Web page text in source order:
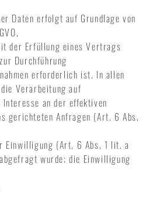
Daten erfolgt auf Grundlage von
der Erfüllung eines Vertrags
Durchführung
erforderlich ist. In allen
Verarbeitung auf
an der effektiven
gerichteten Anfragen (Art. 6 Abs.
Einwilligung (Art. 6 Abs. 1 lit. a
wurde; die Einwilligung